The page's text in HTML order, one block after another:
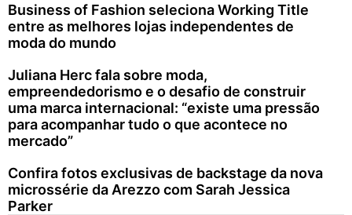
Business of Fashion seleciona Working Title
entre as melhores lojas independentes de
moda do mundo
Juliana Herc fala sobre moda,
empreendedorismo e o desafio de construir
uma marca internacional: “existe uma pressão
para acompanhar tudo o que acontece no
mercado”
Confira fotos exclusivas de backstage da nova
microssérie da Arezzo com Sarah Jessica
Parker